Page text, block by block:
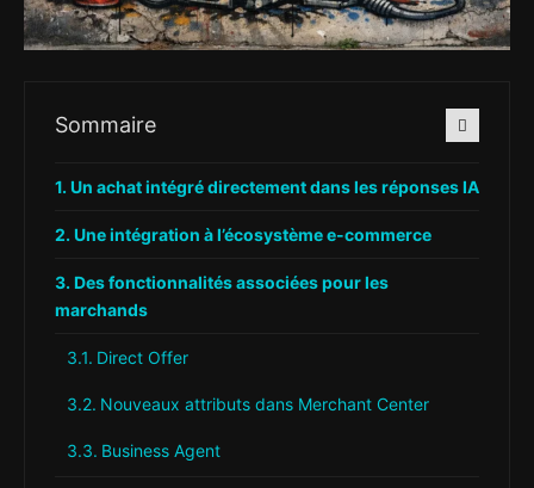
Sommaire
Un achat intégré directement dans les réponses IA
Une intégration à l’écosystème e-commerce
Des fonctionnalités associées pour les
marchands
Direct Offer
Nouveaux attributs dans Merchant Center
Business Agent